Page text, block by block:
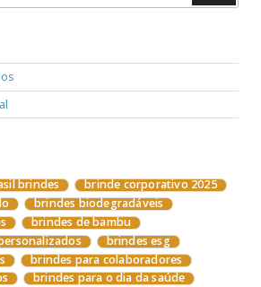
brindes
brinde corporativo 2025
brindes biodegradáveis
brindes de bambu
brindes esg
brindes para colaboradores
brindes para o dia da saúde